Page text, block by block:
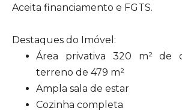
Aceita financiamento e FGTS.
Destaques do Imóvel:
Área privativa 320 m² de
terreno de 479 m²
Ampla sala de estar
Cozinha completa